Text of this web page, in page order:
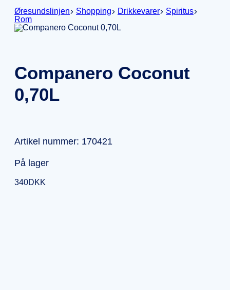
Øresundslinjen
Shopping Drikkevarer
Spiritus
Rom
Companero Coconut
0,70L
Artikel nummer: 170421
På lager
340DKK